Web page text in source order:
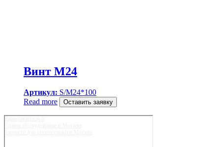
Винт M24
Артикул: S/M24*100
Read more
Оставить заявку